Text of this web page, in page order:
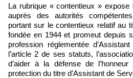
La rubrique « contentieux »
auprès des autorités
portant sur le contentieux relatif au
fondée en 1944 et promeut depuis
profession réglementée
l’article 2 de ses statuts,
d’aider à la défense de
protection du titre d’Assistant de